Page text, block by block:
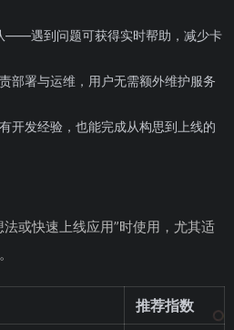
——遇到问题可获得实时帮助，减少卡
署与运维，用户无需额外维护服务
发经验，也能完成从构思到上线的
或快速上线应用”时使用，尤其适
推荐指数